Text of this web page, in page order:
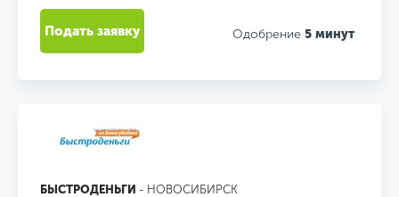
Одобрение 5 минут
Подать заявку
БЫСТРОДЕНЬГИ - НОВОСИБИРСК